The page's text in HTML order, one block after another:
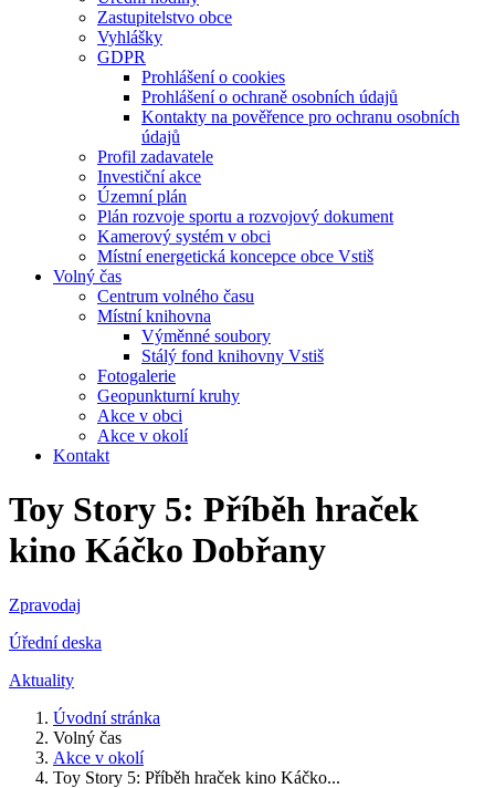
Zastupitelstvo obce
Vyhlášky
GDPR
Prohlášení o cookies
Prohlášení o ochraně osobních údajů
Kontakty na pověřence pro ochranu osobních
údajů
Profil zadavatele
Investiční akce
Územní plán
Plán rozvoje sportu a rozvojový dokument
Kamerový systém v obci
Místní energetická koncepce obce Vstiš
Volný čas
Centrum volného času
Místní knihovna
Výměnné soubory
Stálý fond knihovny Vstiš
Fotogalerie
Geopunkturní kruhy
Akce v obci
Akce v okolí
Kontakt
Toy Story 5: Příběh hraček
kino Káčko Dobřany
Zpravodaj
Úřední deska
Aktuality
Úvodní stránka
Volný čas
Akce v okolí
Toy Story 5: Příběh hraček kino Káčko...